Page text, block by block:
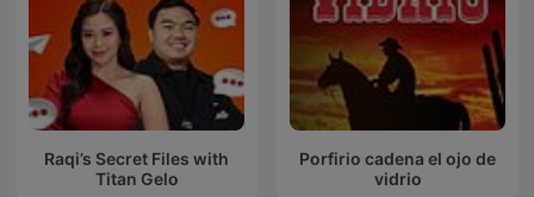
Raqi’s Secret Files with
Titan Gelo
Porfirio cadena el ojo de
vidrio